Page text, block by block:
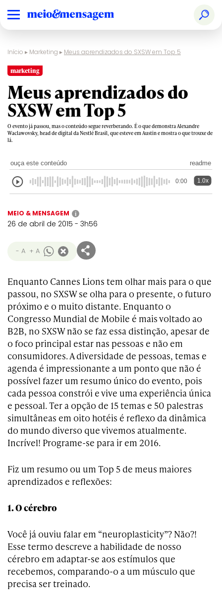
Início ▸ Marketing ▸ Meus aprendizados do SXSW em Top 5
marketing
Meus aprendizados do
SXSW em Top 5
O evento já passou, mas o conteúdo segue reverberando. É o que demonstra Alexandre
Waclawovsky, head de digital da Nestlé Brasil, que esteve em Austin e mostra o que trouxe de
lá.
ouça este conteúdo readme
0:00 1.0x
MEIO & MENSAGEM i
26 de abril de 2015 - 3h56
- A + A
Enquanto Cannes Lions tem olhar mais para o que
passou, no SXSW se olha para o presente, o futuro
próximo e o muito distante. Enquanto o
Congresso Mundial de Mobile é mais voltado ao
B2B, no SXSW não se faz essa distinção, apesar de
o foco principal estar nas pessoas e não em
consumidores. A diversidade de pessoas, temas e
agenda é impressionante a um ponto que não é
possível fazer um resumo único do evento, pois
cada pessoa constrói e vive uma experiência única
e pessoal. Ter a opção de 15 temas e 50 palestras
simultâneas em oito hotéis é reflexo da dinâmica
do mundo diverso que vivemos atualmente.
Incrível! Programe-se para ir em 2016.
Fiz um resumo ou um Top 5 de meus maiores
aprendizados e reflexões:
1. O cérebro
Você já ouviu falar em “neuroplasticity”? Não?!
Esse termo descreve a habilidade de nosso
cérebro em adaptar-se aos estímulos que
recebemos, comparando-o a um músculo que
precisa ser treinado.